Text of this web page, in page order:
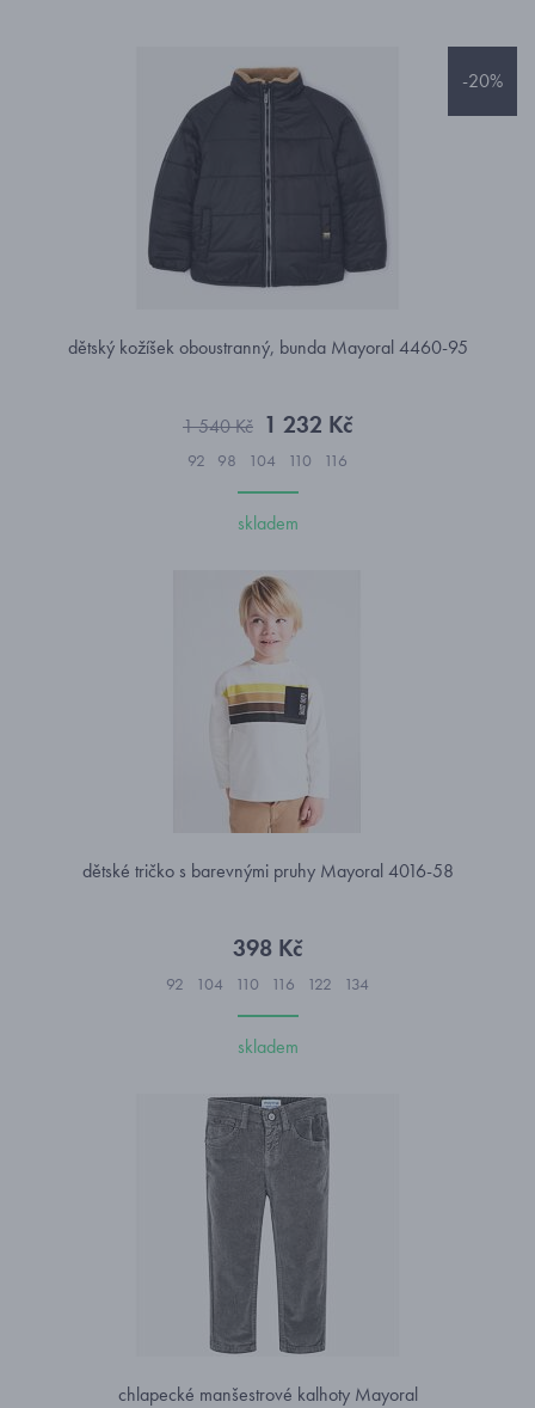
-20%
dětský kožíšek oboustranný, bunda Mayoral 4460-95
1 540 Kč 1 232 Kč
92 98 104 110 116
skladem
dětské tričko s barevnými pruhy Mayoral 4016-58
398 Kč
92 104 110 116 122 134
skladem
chlapecké manšestrové kalhoty Mayoral